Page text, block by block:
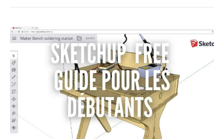
texture
qui
se
répète
sur